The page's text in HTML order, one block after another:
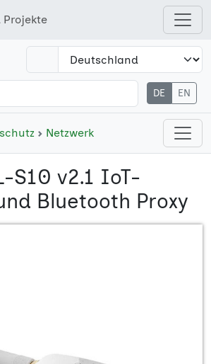
Projekte
Open shops menu
DE EN
Netzwerk Open
S10 v2.1 IoT-
Bluetooth Proxy